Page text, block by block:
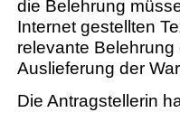
die Belehrung
Internet gestellten
relevante
Auslieferung der
Die Antragstellerin